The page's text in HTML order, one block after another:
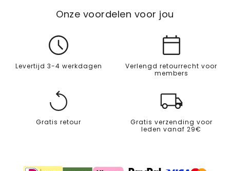
Onze voordelen voor jou
Levertijd 3-4 werkdagen
Verlengd retourrecht voor
members
Gratis retour
Gratis verzending voor
leden vanaf 29€